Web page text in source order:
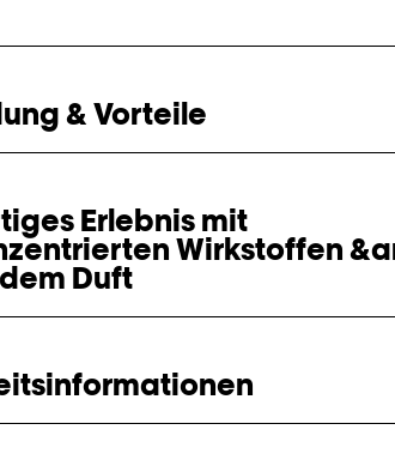
& Vorteile
Erlebnis mit
Wirkstoffen
Duft